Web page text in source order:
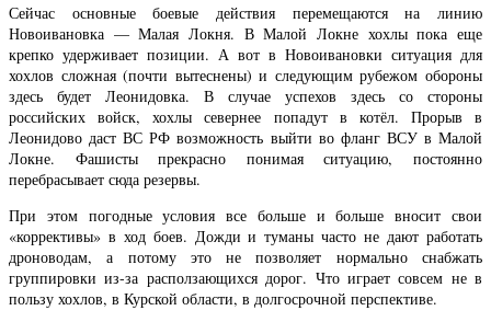
Сейчас основные боевые действия перемещаются на линию
Новоивановка — Малая Локня. В Малой Локне хохлы пока еще
крепко удерживает позиции. А вот в Новоивановки ситуация для
хохлов сложная (почти вытеснены) и следующим рубежом обороны
здесь будет Леонидовка. В случае успехов здесь со стороны
российских войск, хохлы севернее попадут в котёл. Прорыв в
Леонидово даст ВС РФ возможность выйти во фланг ВСУ в Малой
Локне. Фашисты прекрасно понимая ситуацию, постоянно
перебрасывает сюда резервы.
При этом погодные условия все больше и больше вносит свои
«коррективы» в ход боев. Дожди и туманы часто не дают работать
дроноводам, а потому это не позволяет нормально снабжать
группировки из-за расползающихся дорог. Что играет совсем не в
пользу хохлов, в Курской области, в долгосрочной перспективе.